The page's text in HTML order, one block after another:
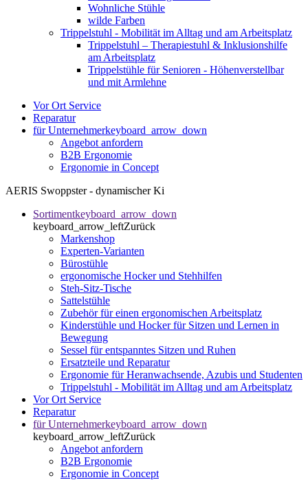
Wohnliche Stühle
wilde Farben
Trippelstuhl - Mobilität im Alltag und am Arbeitsplatz
Trippelstuhl – Therapiestuhl & Inklusionshilfe
am Arbeitsplatz
Trippelstühle für Senioren - Höhenverstellbar
und mit Armlehne
Vor Ort Service
Reparatur
für Unternehmerkeyboard_arrow_down
Angebot anfordern
B2B Ergonomie
Ergonomie in Concept
AERIS Swoppster - dynamischer Ki
Sortimentkeyboard_arrow_down
keyboard_arrow_leftZurück
Markenshop
Experten-Varianten
Bürostühle
ergonomische Hocker und Stehhilfen
Steh-Sitz-Tische
Sattelstühle
Zubehör für einen ergonomischen Arbeitsplatz
Kinderstühle und Hocker für Sitzen und Lernen in
Bewegung
Sessel für entspanntes Sitzen und Ruhen
Ersatzteile und Reparatur
Ergonomie für Heranwachsende, Azubis und Studenten
Trippelstuhl - Mobilität im Alltag und am Arbeitsplatz
Vor Ort Service
Reparatur
für Unternehmerkeyboard_arrow_down
keyboard_arrow_leftZurück
Angebot anfordern
B2B Ergonomie
Ergonomie in Concept